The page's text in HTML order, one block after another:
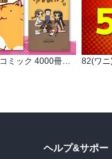
【30％OFFクーポン】竹書房 コミック 4000冊対象 82(ワ
ヘルプ&サポー